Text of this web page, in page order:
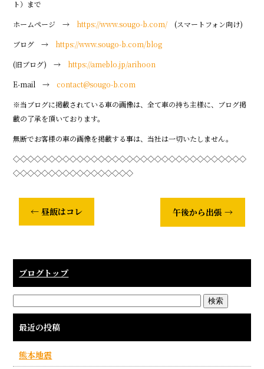
ト）まで
ホームページ → https://www.sougo-b.com/ (スマートフォン向け)
ブログ → https://www.sougo-b.com/blog
(旧ブログ) → https://ameblo.jp/arihoon
E-mail →contact@sougo-b.com
※当ブログに掲載されている車の画像は、全て車の持ち主様に、ブログ掲
載の了承を頂いております。
無断でお客様の車の画像を掲載する事は、当社は一切いたしません。
◇◇◇◇◇◇◇◇◇◇◇◇◇◇◇◇◇◇◇◇◇◇◇◇◇◇◇◇◇◇◇◇◇
◇◇◇◇◇◇◇◇◇◇◇◇◇◇◇◇◇
← 昼飯はコレ 午後から出張 →
ブログトップ
最近の投稿
熊本地震